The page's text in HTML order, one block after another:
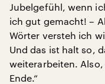
Jubelgefühl, wenn
ich gut gemacht! –
Wörter versteh ich
Und das ist halt so,
weiterarbeiten. Also,
Ende.“